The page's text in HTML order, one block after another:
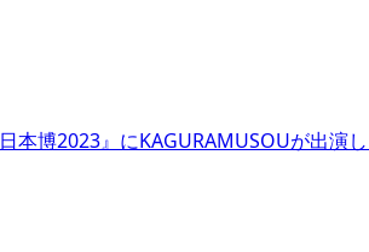
博2023』にKAGURAMUSOUが出演